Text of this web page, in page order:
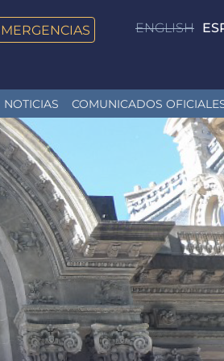
ENGLISH
NOTICIAS COMUNICADOS